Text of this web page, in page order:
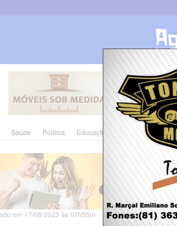
Saúde Política Educação Cultura
em 17/08/2023 às 07h55m